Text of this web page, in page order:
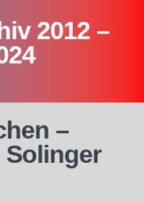
2012 –
–
Solinger